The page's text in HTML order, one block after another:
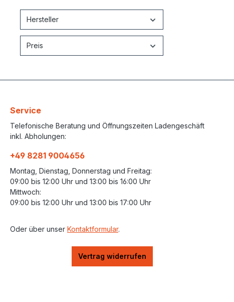
Hersteller
Preis
Service
Telefonische Beratung und Öffnungszeiten Ladengeschäft
inkl. Abholungen:
+49 8281 9004656
Montag, Dienstag, Donnerstag und Freitag:
09:00 bis 12:00 Uhr und 13:00 bis 16:00 Uhr
Mittwoch:
09:00 bis 12:00 Uhr und 13:00 bis 17:00 Uhr
Oder über unser Kontaktformular.
Vertrag widerrufen